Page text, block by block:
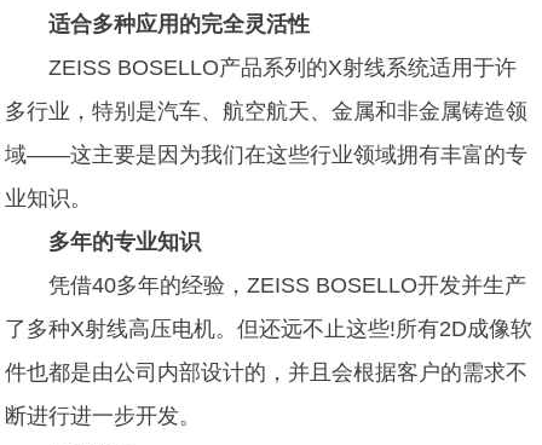
适合多种应用的完全灵活性
ZEISS BOSELLO产品系列的X射线系统适用于许
多行业，特别是汽车、航空航天、金属和非金属铸造领
域——这主要是因为我们在这些行业领域拥有丰富的专
业知识。
多年的专业知识
凭借40多年的经验，ZEISS BOSELLO开发并生产
了多种X射线高压电机。但还远不止这些!所有2D成像软
件也都是由公司内部设计的，并且会根据客户的需求不
断进行进一步开发。